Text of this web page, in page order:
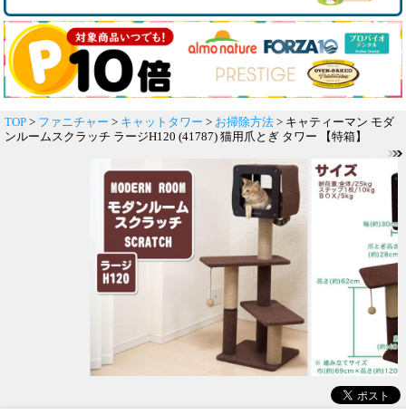
TOP > ファニチャー > キャットタワー > お掃除方法 > キャティーマン モダ
ンルームスクラッチ ラージH120 (41787) 猫用爪とぎ タワー 【特箱】